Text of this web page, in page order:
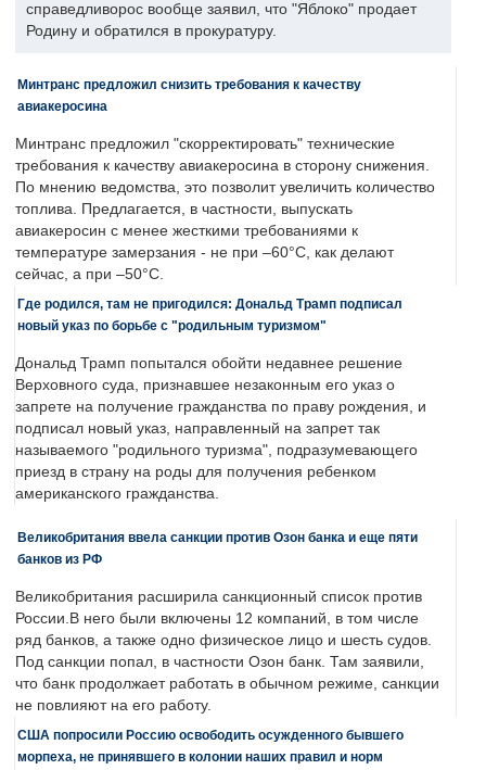
справедливорос вообще заявил, что "Яблоко" продает
Родину и обратился в прокуратуру.
Минтранс предложил снизить требования к качеству
авиакеросина
Минтранс предложил "скорректировать" технические
требования к качеству авиакеросина в сторону снижения.
По мнению ведомства, это позволит увеличить количество
топлива. Предлагается, в частности, выпускать
авиакеросин с менее жесткими требованиями к
температуре замерзания - не при –60°C, как делают
сейчас, а при –50°C.
Где родился, там не пригодился: Дональд Трамп подписал
новый указ по борьбе с "родильным туризмом"
Дональд Трамп попытался обойти недавнее решение
Верховного суда, признавшее незаконным его указ о
запрете на получение гражданства по праву рождения, и
подписал новый указ, направленный на запрет так
называемого "родильного туризма", подразумевающего
приезд в страну на роды для получения ребенком
американского гражданства.
Великобритания ввела санкции против Озон банка и еще пяти
банков из РФ
Великобритания расширила санкционный список против
России.В него были включены 12 компаний, в том числе
ряд банков, а также одно физическое лицо и шесть судов.
Под санкции попал, в частности Озон банк. Там заявили,
что банк продолжает работать в обычном режиме, санкции
не повлияют на его работу.
США попросили Россию освободить осужденного бывшего
морпеха, не принявшего в колонии наших правил и норм